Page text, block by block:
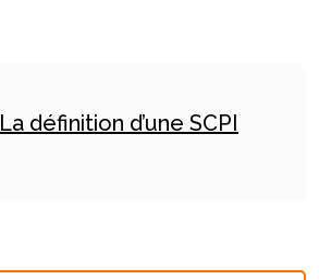
La définition d’une SCPI